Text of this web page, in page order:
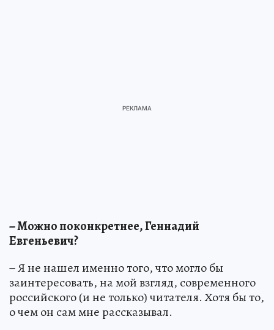
− Можно поконкретнее, Геннадий
Евгеньевич?
− Я не нашел именно того, что могло бы
заинтересовать, на мой взгляд, современного
российского (и не только) читателя. Хотя бы то,
о чем он сам мне рассказывал.